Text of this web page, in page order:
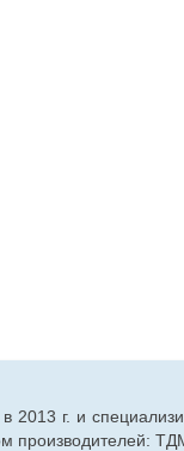
2013 г. и
производителей: